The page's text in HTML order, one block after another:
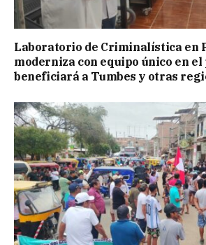
Laboratorio de Criminalística en
moderniza con equipo único en el
beneficiará a Tumbes y otras